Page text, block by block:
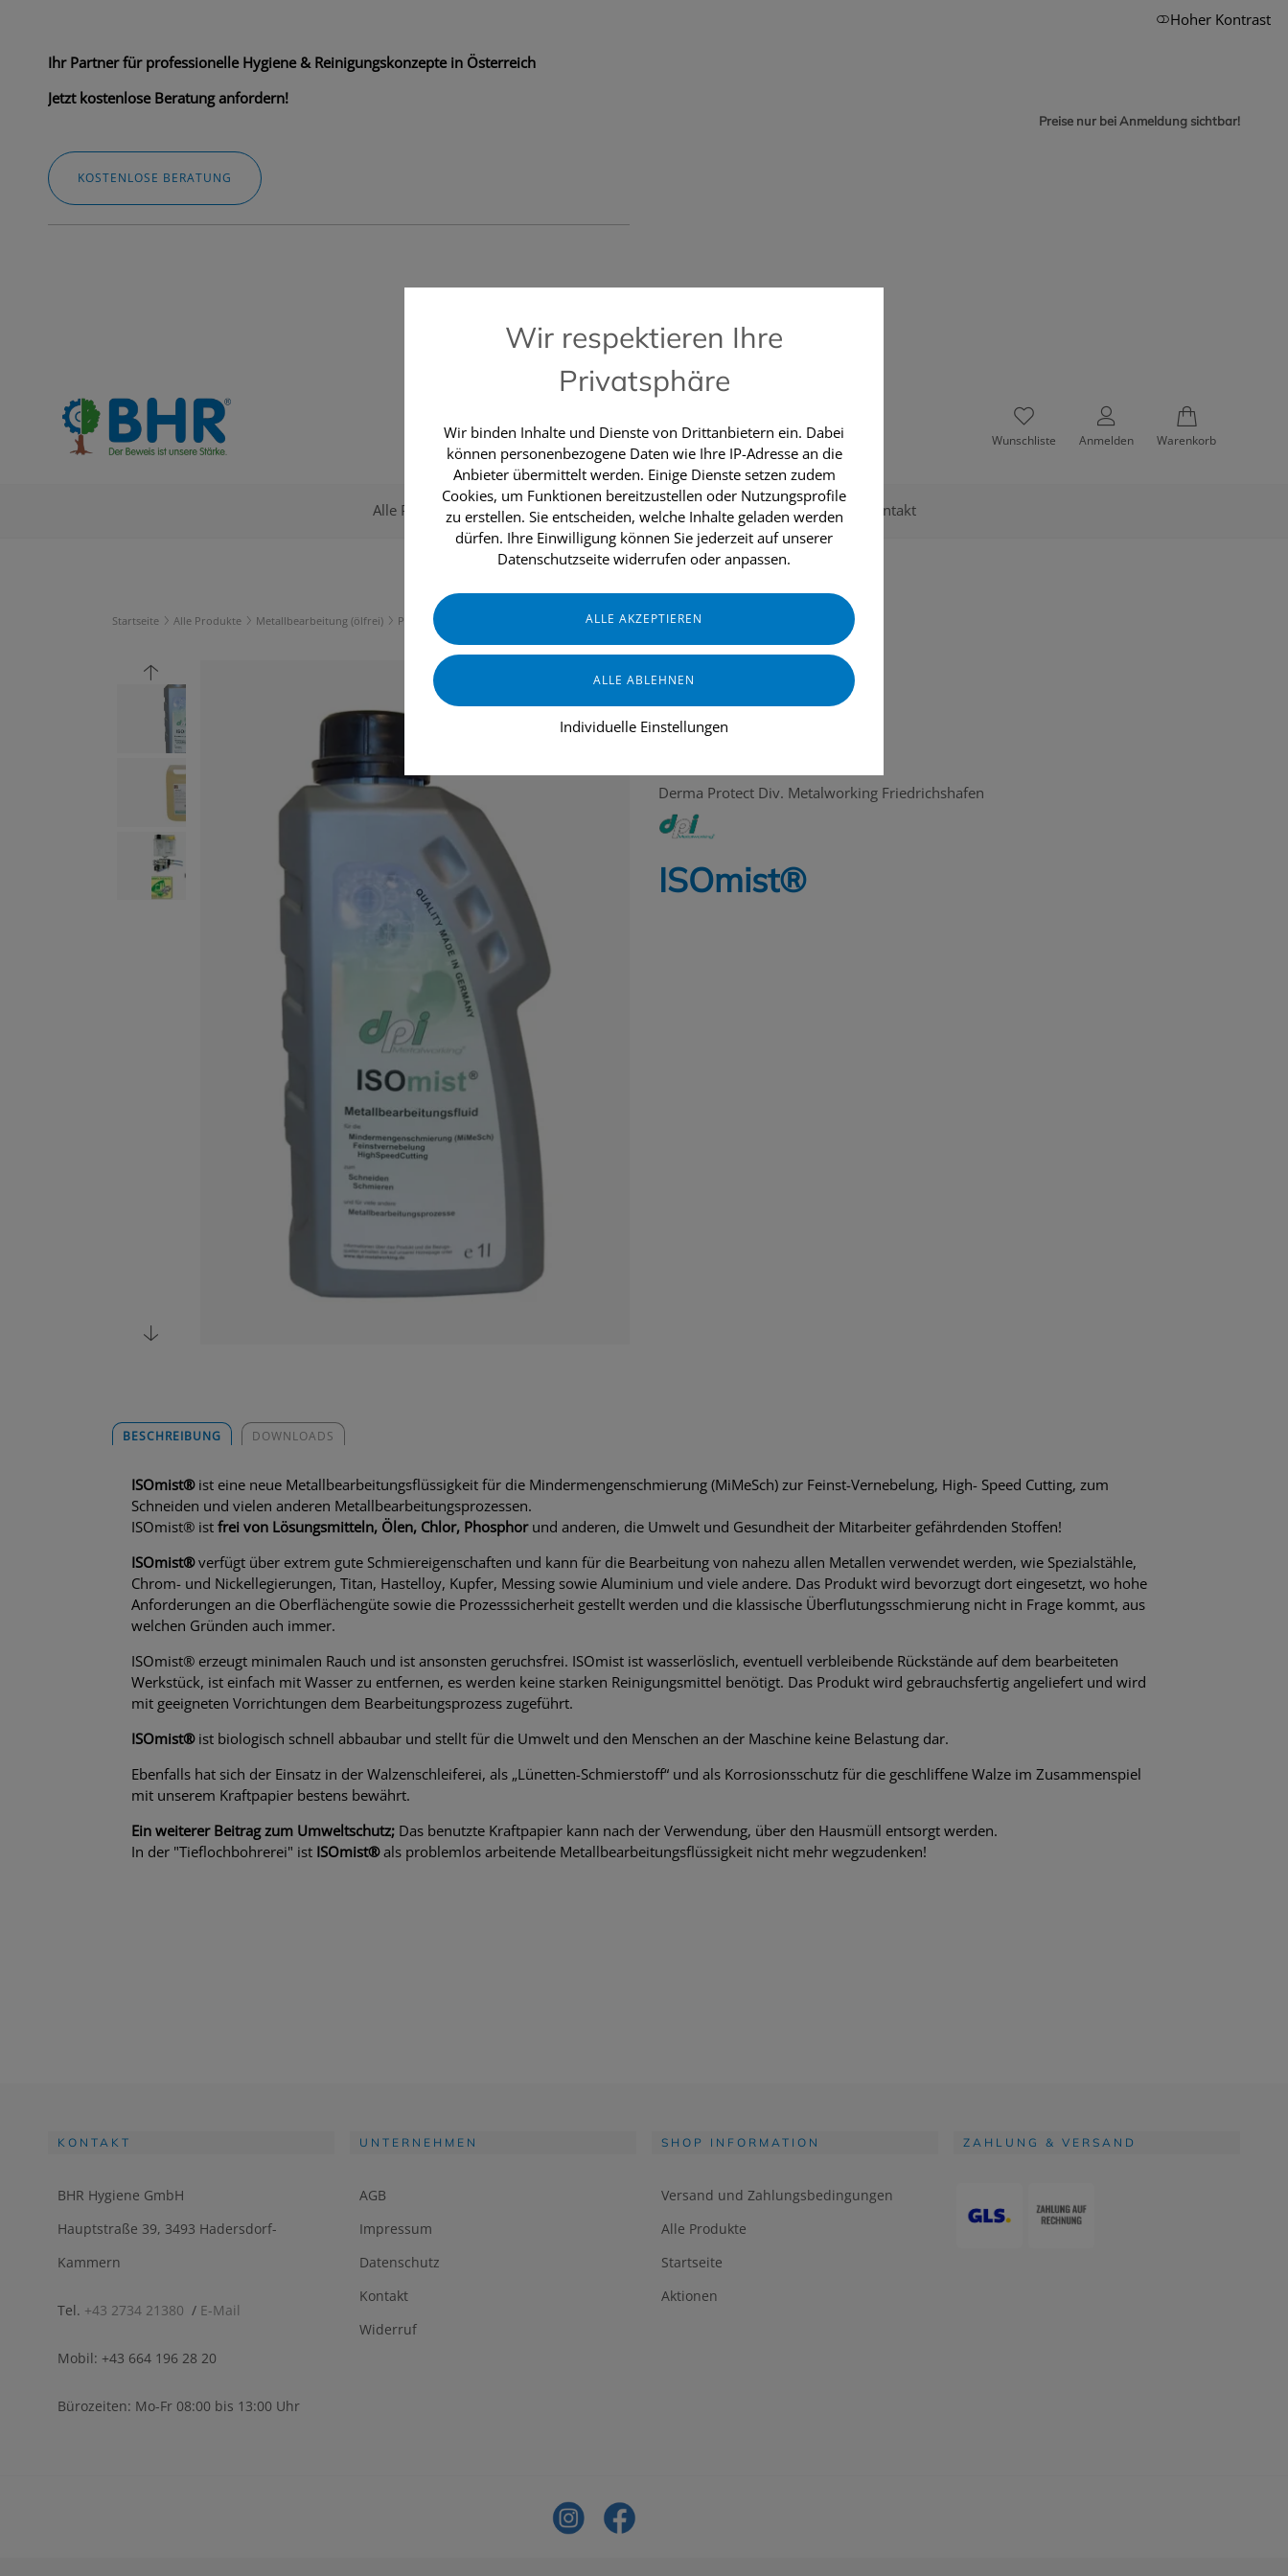
Ihr Partner für professionelle Hygiene & Reinigungskonzepte in Österreich
Jetzt kostenlose Beratung anfordern!
KOSTENLOSE BERATUNG
Preise nur bei Anmeldung sichtbar!
📞 Kostenlose Hotline +43 664 196 28 20
Hoher Kontrast
Wunschliste Anmelden Warenkorb
Alle Produkte Aktionen Topseller Über uns Kontakt
Startseite Alle Produkte Metallbearbeitung (ölfrei) Produkte
Derma Protect Div. Metalworking Friedrichshafen
ISOmist®
BESCHREIBUNG DOWNLOADS
ISOmist®ist eine neue Metallbearbeitungsflüssigkeit für die Mindermengenschmierung (MiMeSch) zur Feinst-Vernebelung, High- Speed Cutting, zum
Schneiden und vielen anderen Metallbearbeitungsprozessen.
ISOmist® ist frei von Lösungsmitteln, Ölen, Chlor, Phosphorund anderen, die Umwelt und Gesundheit der Mitarbeiter gefährdenden Stoffen!
ISOmist®verfügt über extrem gute Schmiereigenschaften und kann für die Bearbeitung von nahezu allen Metallen verwendet werden, wie Spezialstähle,
Chrom- und Nickellegierungen, Titan, Hastelloy, Kupfer, Messing sowie Aluminium und viele andere. Das Produkt wird bevorzugt dort eingesetzt, wo hohe
Anforderungen an die Oberflächengüte sowie die Prozesssicherheit gestellt werden und die klassische Überflutungsschmierung nicht in Frage kommt, aus
welchen Gründen auch immer.
ISOmist® erzeugt minimalen Rauch und ist ansonsten geruchsfrei. ISOmist ist wasserlöslich, eventuell verbleibende Rückstände auf dem bearbeiteten
Werkstück, ist einfach mit Wasser zu entfernen, es werden keine starken Reinigungsmittel benötigt. Das Produkt wird gebrauchsfertig angeliefert und wird
mit geeigneten Vorrichtungen dem Bearbeitungsprozess zugeführt.
ISOmist®ist biologisch schnell abbaubar und stellt für die Umwelt und den Menschen an der Maschine keine Belastung dar.
Ebenfalls hat sich der Einsatz in der Walzenschleiferei, als „Lünetten-Schmierstoff“ und als Korrosionsschutz für die geschliffene Walze im Zusammenspiel
mit unserem Kraftpapier bestens bewährt.
Ein weiterer Beitrag zum Umweltschutz; Das benutzte Kraftpapier kann nach der Verwendung, über den Hausmüll entsorgt werden.
In der "Tieflochbohrerei" ist ISOmist®als problemlos arbeitende Metallbearbeitungsflüssigkeit nicht mehr wegzudenken!
Wir respektieren Ihre
Privatsphäre
Wir binden Inhalte und Dienste von Drittanbietern ein. Dabei
können personenbezogene Daten wie Ihre IP-Adresse an die
Anbieter übermittelt werden. Einige Dienste setzen zudem
Cookies, um Funktionen bereitzustellen oder Nutzungsprofile
zu erstellen. Sie entscheiden, welche Inhalte geladen werden
dürfen. Ihre Einwilligung können Sie jederzeit auf unserer
Datenschutzseite widerrufen oder anpassen.
Individuelle Einstellungen
KONTAKT
BHR Hygiene GmbH
Hauptstraße 39, 3493 Hadersdorf-
Kammern
Tel. +43 2734 21380 / E-Mail
Mobil: +43 664 196 28 20
Bürozeiten: Mo-Fr 08:00 bis 13:00 Uhr
UNTERNEHMEN
AGB
Impressum
Datenschutz
Kontakt
Widerruf
SHOP INFORMATION
Versand und Zahlungsbedingungen
Alle Produkte
Startseite
Aktionen
ZAHLUNG & VERSAND